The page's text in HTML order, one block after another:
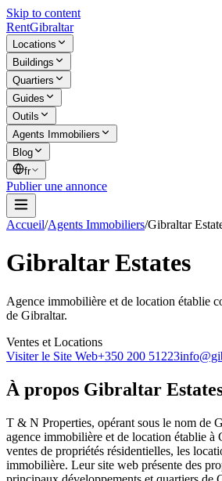
Skip to content
RentGibraltar
Locations
Buildings
Quartiers
Guides
Outils
Agents Immobiliers
Blog
fr
Publier une annonce
Accueil/Agents Immobiliers/Gibraltar
Gibraltar Estates
Agence immobilière et de location établie
de Gibraltar.
Ventes et Locations
Visiter le Site Web+350 200 51223
À propos Gibraltar
T & N Properties, opérant sous le nom de
agence immobilière et de location établie à
ventes de propriétés résidentielles, les
immobilière. Leur site web présente des